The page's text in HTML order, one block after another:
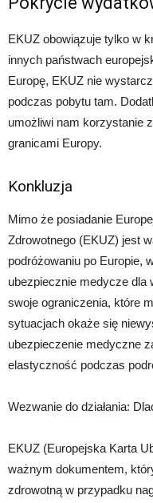
EKUZ obowiązuje tylko w
innych państwach
Europę, EKUZ nie
podczas pobytu tam.
umożliwi nam korzystanie
granicami Europy.
Konkluzja
Mimo że posiadanie
Zdrowotnego (EKUZ) jest
podróżowaniu po Europie,
ubezpiecznie medycze dla
swoje ograniczenia, które
sytuacjach okaże się
ubezpieczenie medyczne
elastyczność podczas
Wezwanie do działania:
EKUZ (Europejska Karta
ważnym dokumentem,
zdrowotną w przypadku